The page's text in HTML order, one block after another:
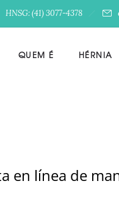
HNSG: (41) 3077-4378
QUEM É HÉRNIA
en línea de